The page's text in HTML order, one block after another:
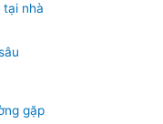
tại nhà
gặp